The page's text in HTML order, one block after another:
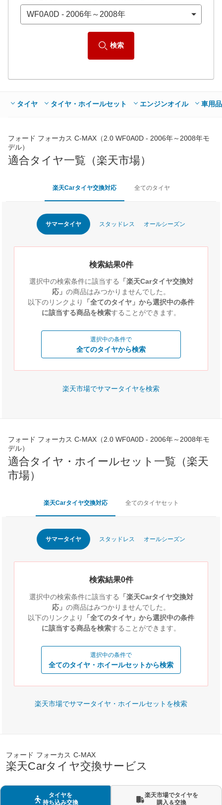
検索
タイヤ タイヤ・ホイールセット エンジンオイル 車用品
フォード フォーカス C-MAX（2.0 WF0A0D - 2006年～2008年モ
デル）
適合タイヤ一覧（楽天市場）
楽天Carタイヤ交換対応 全てのタイヤ
サマータイヤ スタッドレス オールシーズン
検索結果0件
選択中の検索条件に該当する 「楽天Carタイヤ交換対
応」 の商品はみつかりませんでした。
以下のリンクより
「全てのタイヤ」から選択中の条件
に該当する商品を検索することができます。
選択中の条件で
全てのタイヤから検索
楽天市場でサマータイヤを検索
フォード フォーカス C-MAX（2.0 WF0A0D - 2006年～2008年モ
デル）
適合タイヤ・ホイールセット一覧（楽天
市場）
楽天Carタイヤ交換対応 全てのタイヤセット
サマータイヤ スタッドレス オールシーズン
検索結果0件
選択中の検索条件に該当する 「楽天Carタイヤ交換対
応」 の商品はみつかりませんでした。
以下のリンクより
「全てのタイヤ」から選択中の条件
に該当する商品を検索することができます。
選択中の条件で
全てのタイヤ・ホイールセットから検索
楽天市場でサマータイヤ・ホイールセットを検索
フォード フォーカス C-MAX
楽天Carタイヤ交換サービス
タイヤを
持ち込み交換
楽天市場でタイヤを
購入＆交換